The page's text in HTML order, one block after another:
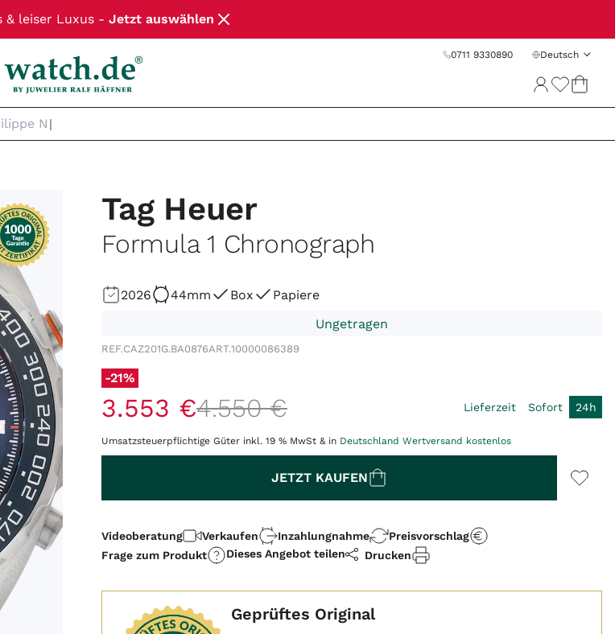
& leiser Luxus - Jetzt auswählen
0711 9330890 Deutsch
N
Tag Heuer
Formula 1 Chronograph
2026 44mm Box
Papiere
Ungetragen
REF.CAZ201G.BA0876ART.10000086389
-21%
3.553 €4.550 € Lieferzeit Sofort 24h
Umsatzsteuerpflichtige Güter inkl. 19 % MwSt & in Deutschland Wertversand kostenlos
JETZT KAUFEN
Videoberatung Verkaufen Inzahlungnahme
Preisvorschlag
Frage zum Produkt
Dieses Angebot teilen Drucken
Geprüftes Original